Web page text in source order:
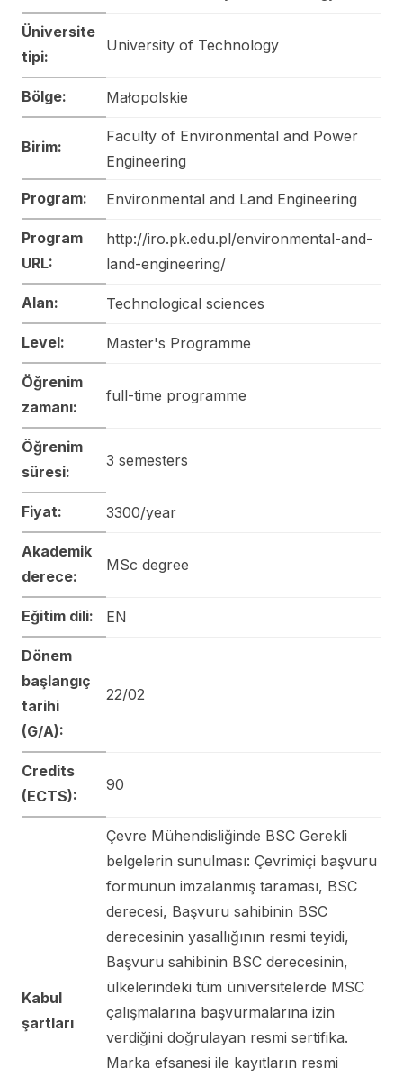
Üniversite
tipi:
University of Technology
Bölge: Małopolskie
Birim:
Faculty of Environmental and Power
Engineering
Program: Environmental and Land Engineering
Program
URL:
http://iro.pk.edu.pl/environmental-and-
land-engineering/
Alan: Technological sciences
Level: Master's Programme
Öğrenim
zamanı:
full-time programme
Öğrenim
süresi:
3 semesters
Fiyat: 3300/year
Akademik
derece:
MSc degree
Eğitim dili: EN
Dönem
başlangıç
tarihi
(G/A):
22/02
Credits
(ECTS):
90
Kabul
şartları
Çevre Mühendisliğinde BSC Gerekli
belgelerin sunulması: Çevrimiçi başvuru
formunun imzalanmış taraması, BSC
derecesi, Başvuru sahibinin BSC
derecesinin yasallığının resmi teyidi,
Başvuru sahibinin BSC derecesinin,
ülkelerindeki tüm üniversitelerde MSC
çalışmalarına başvurmalarına izin
verdiğini doğrulayan resmi sertifika.
Marka efsanesi ile kayıtların resmi